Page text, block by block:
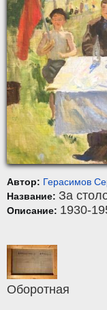
Автор: Герасимов
Название: За
Описание: 1930-
Оборотная